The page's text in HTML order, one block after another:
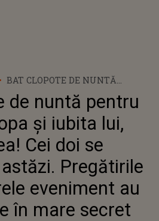
BAT CLOPOTE DE NUNTĂ
PENTRU DORIAN POPA ȘI
IUBITA LUI, ANDREEA! CEI DOI
SE CĂSĂTORESC ASTĂZI.
PREGĂTIRILE PENTRU MARELE
EVENIMENT AU FOST FĂCUTE
de nuntă pentru
și iubita lui,
Cei doi se
Pregătirile
eveniment au
în mare secret